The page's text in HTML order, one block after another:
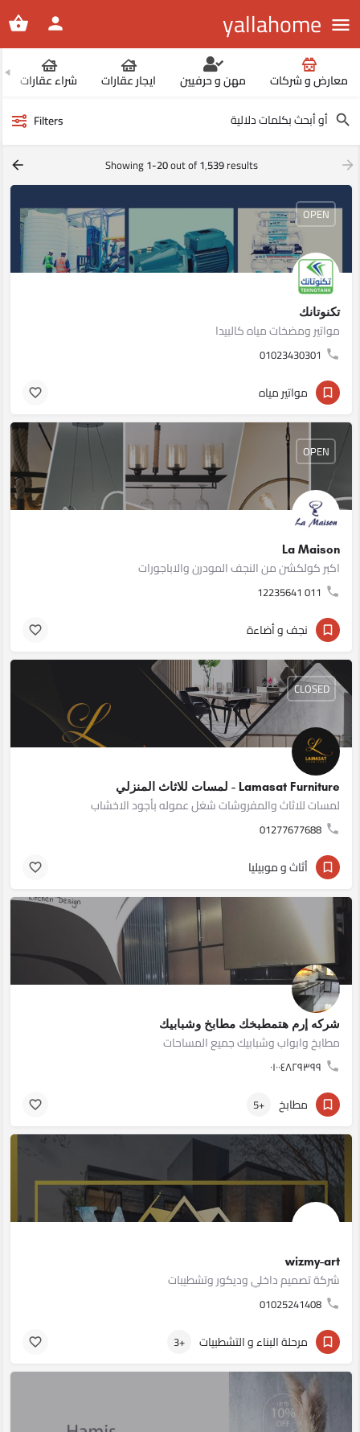
yallahome
معارض و شركات مهن و حرفيين ايجار عقارات
شراء عقارات
Filters
Showing1-20out of1٬539results
تكنوتانك
مواتير ومضخات مياه كالبيدا
01023430301
OPEN
مواتير مياه
La Maison
اكبر كولكشن من النجف المودرن والاباجورات
011 12235641
OPEN
نجف و أضاءة
Lamasat Furniture - لمسات للاثاث المنزلي
لمسات للاثاث والمفروشات شغل عموله بأجود الاخشاب
01277677688
CLOSED
أثاث و موبيليا
شركه إرم هتمطبخك مطابخ وشبابيك
مطابخ وابواب وشبابيك جميع المساحات
٠١٠٠٤٨٢٩٣٩٩
مطابخ +5
wizmy-art
شركة تصميم داخلي وديكور وتشطيبات
01025241408
مرحلة البناء و التشطبيات +3